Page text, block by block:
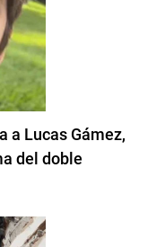
a Lucas Gámez,
del doble